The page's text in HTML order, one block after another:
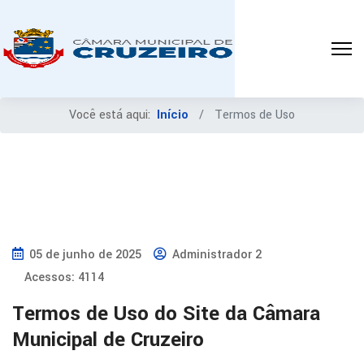
Você está aqui: Início Termos de Uso
05 de junho de 2025
Administrador 2
Acessos: 4114
Termos de Uso do Site da Câmara
Municipal de Cruzeiro